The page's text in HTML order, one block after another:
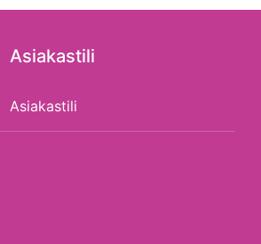
Asiakastili
Asiakastili